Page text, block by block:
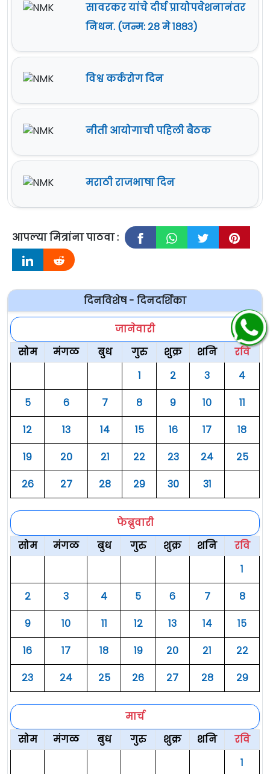
सावरकर यांचे दीर्घ प्रायोपवेशनानंतर
निधन. (जन्म: २८ मे १८८३)
विश्व कर्करोग दिन
नीती आयोगाची पहिली बैठक
मराठी राजभाषा दिन
आपल्या मित्रांना पाठवा :
दिनविशेष - दिनदर्शिका
जानेवारी
सोम
मंगळ बुध गुरु शुक्र शनि
रवि
१
२ ३
४
५
६ ७ ८ ९ १०
११
१२
१३ १४ १५ १६ १७
१८
१९
२० २१ २२ २३ २४
२५
२६
२७ २८ २९ ३० ३१
फेब्रुवारी
सोम
मंगळ बुध गुरु शुक्र शनि
रवि
१
२
३ ४ ५ ६ ७
८
९
१० ११ १२ १३ १४
१५
१६
१७ १८ १९ २० २१
२२
२३
२४ २५ २६ २७ २८ २९
मार्च
सोम
मंगळ बुध गुरु शुक्र शनि
रवि
१